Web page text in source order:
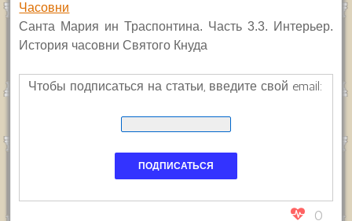
Часовни
Санта Мария ин Траспонтина. Часть 3.3. Интерьер.
История часовни Святого Кнуда
Чтобы подписаться на статьи, введите свой email:
0